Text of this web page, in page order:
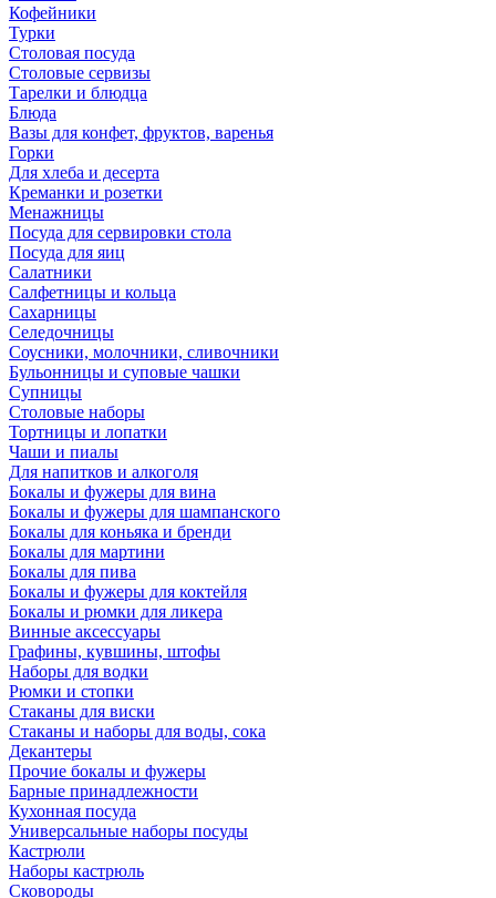
Кофейники
Турки
Столовая посуда
Столовые сервизы
Тарелки и блюдца
Блюда
Вазы для конфет, фруктов, варенья
Горки
Для хлеба и десерта
Креманки и розетки
Менажницы
Посуда для сервировки стола
Посуда для яиц
Салатники
Салфетницы и кольца
Сахарницы
Селедочницы
Соусники, молочники, сливочники
Бульонницы и суповые чашки
Супницы
Столовые наборы
Тортницы и лопатки
Чаши и пиалы
Для напитков и алкоголя
Бокалы и фужеры для вина
Бокалы и фужеры для шампанского
Бокалы для коньяка и бренди
Бокалы для мартини
Бокалы для пива
Бокалы и фужеры для коктейля
Бокалы и рюмки для ликера
Винные аксессуары
Графины, кувшины, штофы
Наборы для водки
Рюмки и стопки
Стаканы для виски
Стаканы и наборы для воды, сока
Декантеры
Прочие бокалы и фужеры
Барные принадлежности
Кухонная посуда
Универсальные наборы посуды
Кастрюли
Наборы кастрюль
Сковороды